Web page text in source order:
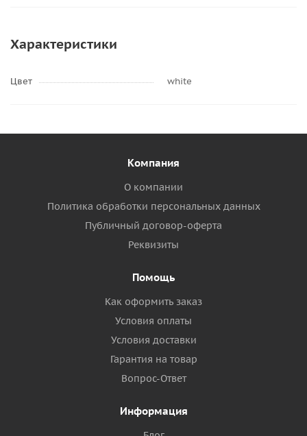
Характеристики
Цвет white
Компания
О компании
Политика обработки персональных данных
Публичный договор-оферта
Реквизиты
Помощь
Как оформить заказ
Условия оплаты
Условия доставки
Гарантия на товар
Вопрос-Ответ
Информация